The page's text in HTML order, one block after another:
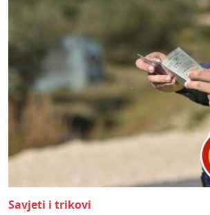
Savjeti i trikovi